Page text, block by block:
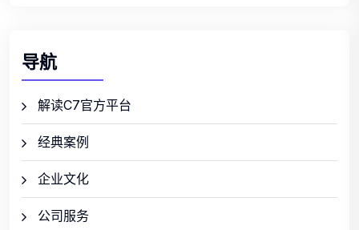
导航
解读C7官方平台
经典案例
企业文化
公司服务